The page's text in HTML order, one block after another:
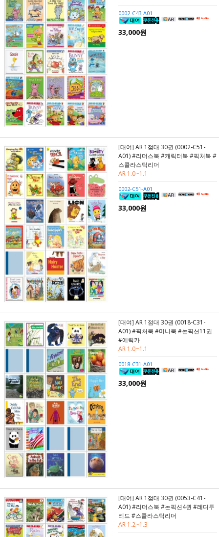
0002-C43-A01
33,000원
[대여] AR 1점대 30권 (0002-C51-
A01) #리더스북 #캐릭터북 #픽처북 #
스콜라스틱리더
AR 1.0~1.1
0002-C51-A01
33,000원
[대여] AR 1점대 30권 (0018-C31-
A01) #픽처북 #미니북 #논픽션11권
#에릭카
AR 1.0~1.1
0018-C31-A01
33,000원
[대여] AR 1점대 30권 (0053-C41-
A01) #리더스북 #논픽션4권 #레디투
리드 #스콜라스틱리더
AR 1.2~1.3